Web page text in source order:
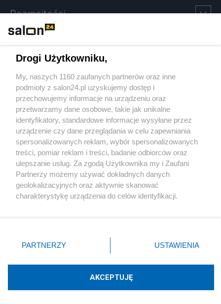
Rozmaitości
Sport
Społeczeństwo
Kultura
X Facebook Instagram Youtube
Technologię dostarcza:W3media.pl
Drogi Użytkowniku,
My, naszych 1160 zaufanych partnerów oraz inne
podmioty z salon24.pl uzyskujemy dostęp i
przechowujemy informacje na urządzeniu oraz
przetwarzamy dane osobowe, takie jak unikalne
identyfikatory, standardowe informacje wysyłane przez
urządzenie czy dane przeglądania w celu zapewniania
spersonalizowanych reklam, wybór spersonalizowanych
treści, pomiar reklam i treści, badanie odbiorców oraz
ulepszanie usług. Za zgodą Użytkownika my i Zaufani
Partnerzy możemy używać dokładnych danych
geolokalizacyjnych oraz aktywnie skanować
charakterystykę urządzenia do celów identyfikacji.
zmienić/wycofać klikając przycisk ustawień prywatności
znajdujący się w lewym dolnym rogu strony
rodzaje przetwarzania danych nie wymagają zgody
użytkownika, ale masz prawo sprzeciwić się takiemu
PARTNERZY USTAWIENIA
AKCEPTUJĘ